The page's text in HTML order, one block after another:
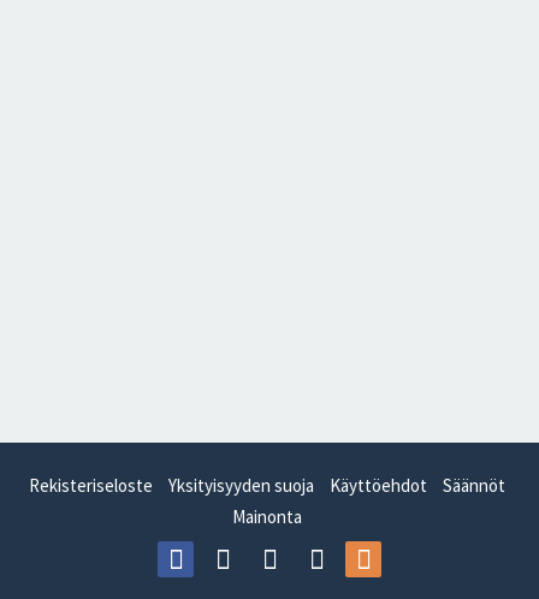
Rekisteriseloste Yksityisyyden suoja Käyttöehdot
Säännöt
Mainonta